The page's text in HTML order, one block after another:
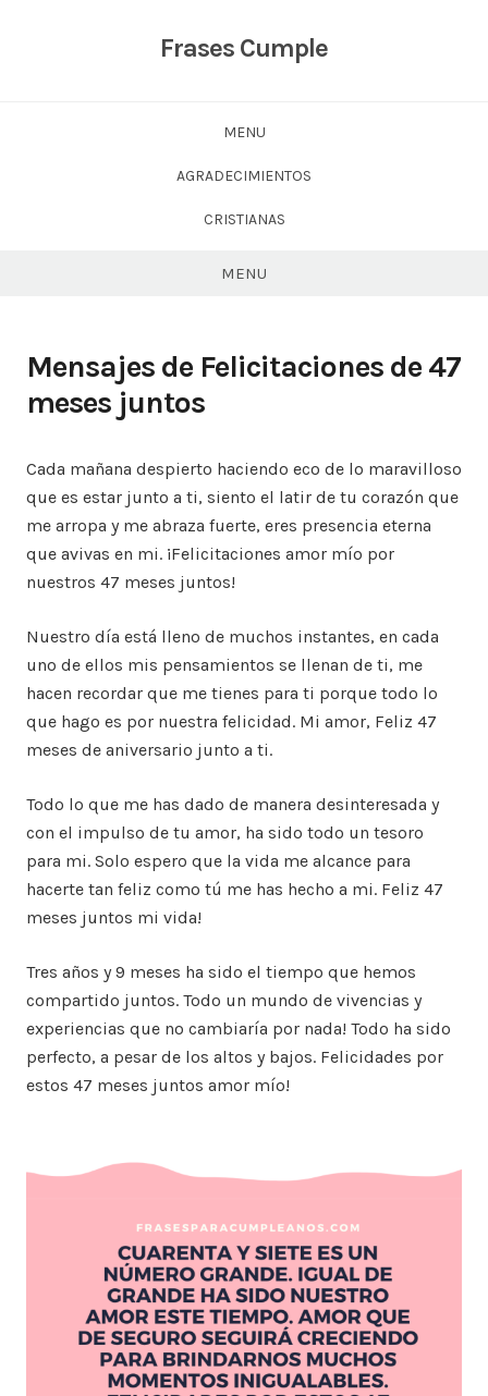
Frases Cumple
MENU
AGRADECIMIENTOS
CRISTIANAS
MENU
Mensajes de Felicitaciones de 47
meses juntos
Cada mañana despierto haciendo eco de lo maravilloso
que es estar junto a ti, siento el latir de tu corazón que
me arropa y me abraza fuerte, eres presencia eterna
que avivas en mi. ¡Felicitaciones amor mío por
nuestros 47 meses juntos!
Nuestro día está lleno de muchos instantes, en cada
uno de ellos mis pensamientos se llenan de ti, me
hacen recordar que me tienes para ti porque todo lo
que hago es por nuestra felicidad. Mi amor, Feliz 47
meses de aniversario junto a ti.
Todo lo que me has dado de manera desinteresada y
con el impulso de tu amor, ha sido todo un tesoro
para mi. Solo espero que la vida me alcance para
hacerte tan feliz como tú me has hecho a mi. Feliz 47
meses juntos mi vida!
Tres años y 9 meses ha sido el tiempo que hemos
compartido juntos. Todo un mundo de vivencias y
experiencias que no cambiaría por nada! Todo ha sido
perfecto, a pesar de los altos y bajos. Felicidades por
estos 47 meses juntos amor mío!